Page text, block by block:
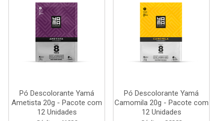
Pó Descolorante Yamá
Ametista 20g - Pacote com
12 Unidades
Pó Descolorante Yamá
Camomila 20g - Pacote com
12 Unidades